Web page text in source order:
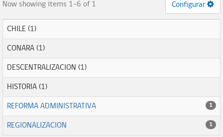
Now showing items 1-6 of 1 Configurar
CHILE (1)
CONARA (1)
DESCENTRALIZACION (1)
HISTORIA (1)
REFORMA ADMINISTRATIVA 1
REGIONALIZACION 1